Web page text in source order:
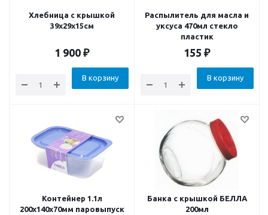
Хлебница с крышкой
39x29x15см
1 900 ₽
В корзину
Распылитель для масла и
уксуса 470мл стекло
пластик
155 ₽
В корзину
Контейнер 1.1л
200х140х70мм паровыпуск
Банка с крышкой БЕЛЛА
200мл